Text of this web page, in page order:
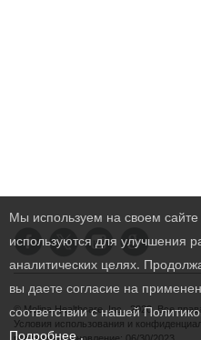
Мы используем на своем
используются для улучшения
аналитических целях.
вы даете согласие на
соответствии с нашей
Подробнее .
© Molina Healthcare, Inc., 2020. Все
Условия использования и